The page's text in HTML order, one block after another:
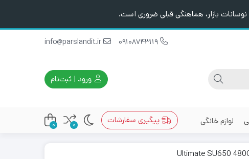
بازار، هماهنگی قبلی ضروری است.
ورود | ثبت‌نام
لوازم خانگی پیگیری سفارشات 0
0